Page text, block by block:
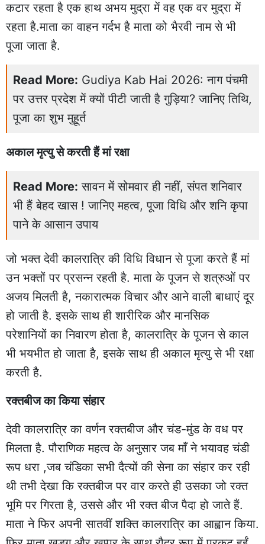
कटार रहता है एक हाथ अभय मुद्रा में वह एक वर मुद्रा में
रहता है.माता का वाहन गर्दभ है माता को भैरवी नाम से भी
पूजा जाता है.
Read More: Gudiya Kab Hai 2026: नाग पंचमी
पर उत्तर प्रदेश में क्यों पीटी जाती है गुड़िया? जानिए तिथि,
पूजा का शुभ मुहूर्त
अकाल मृत्यु से करती हैं मां रक्षा
Read More: सावन में सोमवार ही नहीं, संपत शनिवार
भी हैं बेहद खास ! जानिए महत्व, पूजा विधि और शनि कृपा
पाने के आसान उपाय
जो भक्त देवी कालरात्रि की विधि विधान से पूजा करते हैं मां
उन भक्तों पर प्रसन्न रहती है. माता के पूजन से शत्रुओं पर
अजय मिलती है, नकारात्मक विचार और आने वाली बाधाएं दूर
हो जाती है. इसके साथ ही शारीरिक और मानसिक
परेशानियों का निवारण होता है, कालरात्रि के पूजन से काल
भी भयभीत हो जाता है, इसके साथ ही अकाल मृत्यु से भी रक्षा
करती है.
रक्तबीज का किया संहार
देवी कालरात्रि का वर्णन रक्तबीज और चंड-मुंड के वध पर
मिलता है. पौराणिक महत्व के अनुसार जब माँ ने भयावह चंडी
रूप धरा ,जब चंडिका सभी दैत्यों की सेना का संहार कर रही
थी तभी देखा कि रक्तबीज पर वार करते ही उसका जो रक्त
भूमि पर गिरता है, उससे और भी रक्त बीज पैदा हो जाते हैं.
माता ने फिर अपनी सातवीं शक्ति कालरात्रि का आह्वान किया.